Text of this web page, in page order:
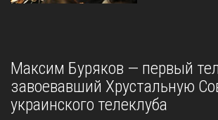
Максим Буряков — первый
завоевавший Хрустальную
украинского телеклуба